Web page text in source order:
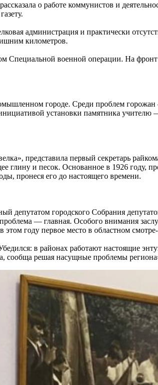
о работе коммунистов и
администрация и практически
километров.
Специальной военной операции. На
городе. Среди проблем
установки памятника
представила первый секретарь
глину и песок. Основанное в 1926 году,
пронеся его до настоящего времени.
депутатом городского Собрания
— главная. Особого внимания
году первое место в областном
в районах работают настоящие
сообща решая насущные проблемы